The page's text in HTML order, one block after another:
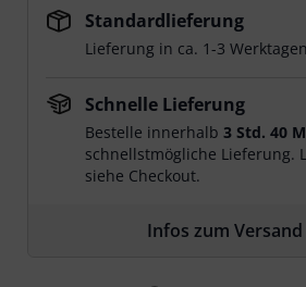
Standardlieferung
Lieferung in ca. 1-3 Werktagen
Schnelle Lieferung
Bestelle innerhalb3 Std. 40
schnellstmögliche Lieferung.
siehe Checkout.
Infos zum Versand